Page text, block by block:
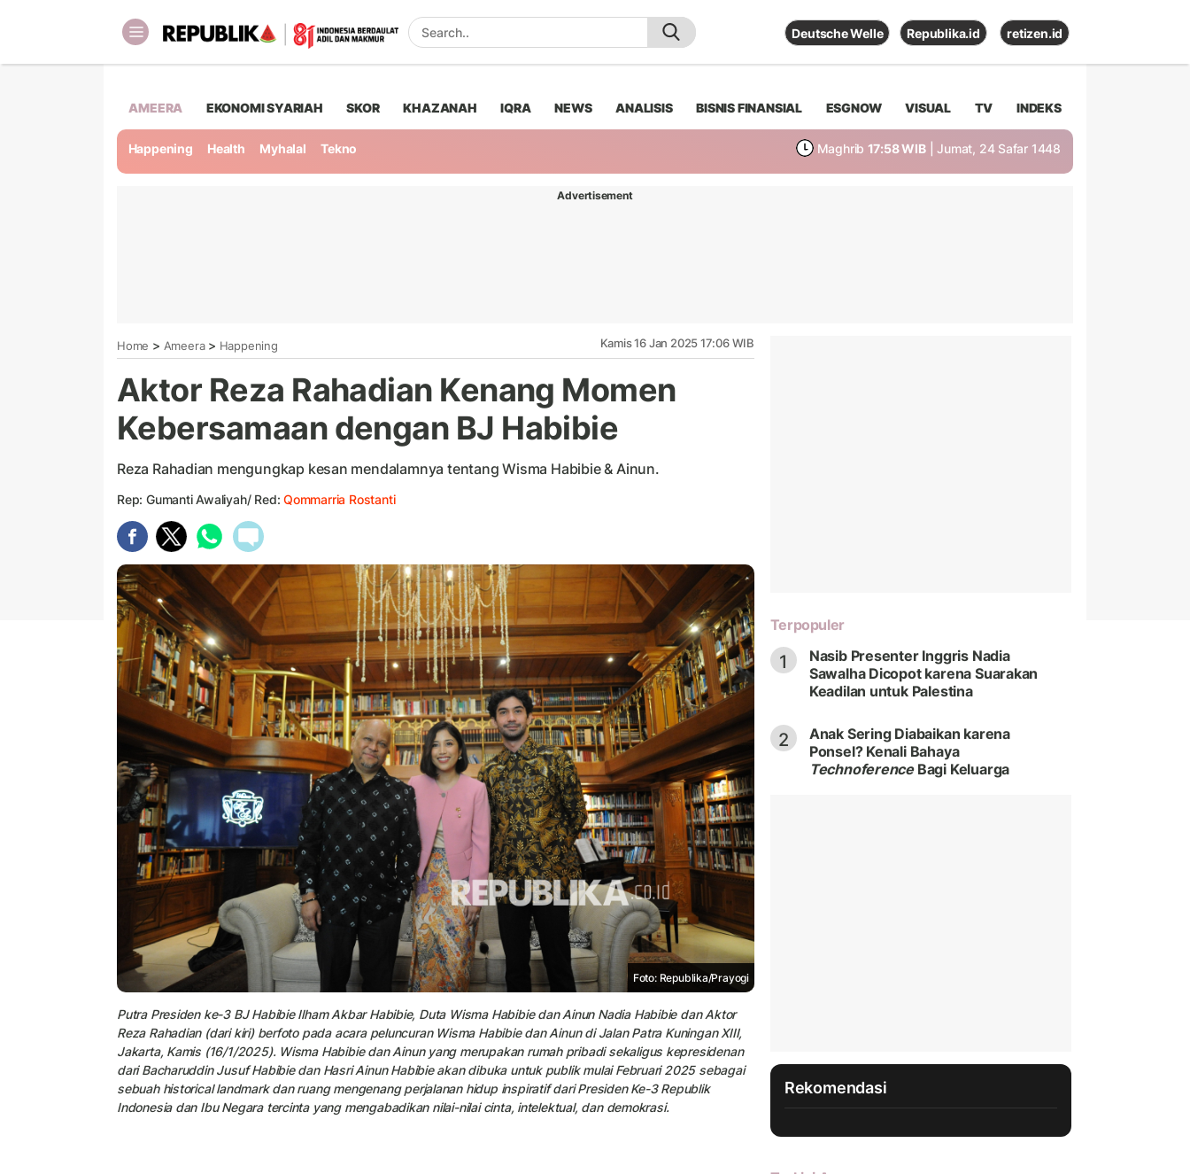
Deutsche Welle Republika.id retizen.id
AMEERA EKONOMI SYARIAH SKOR KHAZANAH IQRA NEWS ANALISIS BISNIS FINANSIAL ESGNOW VISUAL TV INDEKS
Happening Health Myhalal Tekno Maghrib 17:58 WIB | Jumat, 24 Safar 1448
Advertisement
Home > Ameera> Happening Kamis 16 Jan 2025 17:06 WIB
Aktor Reza Rahadian Kenang Momen
Kebersamaan dengan BJ Habibie
Reza Rahadian mengungkap kesan mendalamnya tentang Wisma Habibie & Ainun.
Rep: Gumanti Awaliyah/ Red:Qommarria Rostanti
Foto: Republika/Prayogi
Putra Presiden ke-3 BJ Habibie Ilham Akbar Habibie, Duta Wisma Habibie dan Ainun Nadia Habibie dan Aktor
Reza Rahadian (dari kiri) berfoto pada acara peluncuran Wisma Habibie dan Ainun di Jalan Patra Kuningan XIII,
Jakarta, Kamis (16/1/2025). Wisma Habibie dan Ainun yang merupakan rumah pribadi sekaligus kepresidenan
dari Bacharuddin Jusuf Habibie dan Hasri Ainun Habibie akan dibuka untuk publik mulai Februari 2025 sebagai
sebuah historical landmark dan ruang mengenang perjalanan hidup inspiratif dari Presiden Ke-3 Republik
Indonesia dan Ibu Negara tercinta yang mengabadikan nilai-nilai cinta, intelektual, dan demokrasi.
Terpopuler
1
Nasib Presenter Inggris Nadia
Sawalha Dicopot karena Suarakan
Keadilan untuk Palestina
2
Anak Sering Diabaikan karena
Ponsel? Kenali Bahaya
TechnoferenceBagi Keluarga
Rekomendasi